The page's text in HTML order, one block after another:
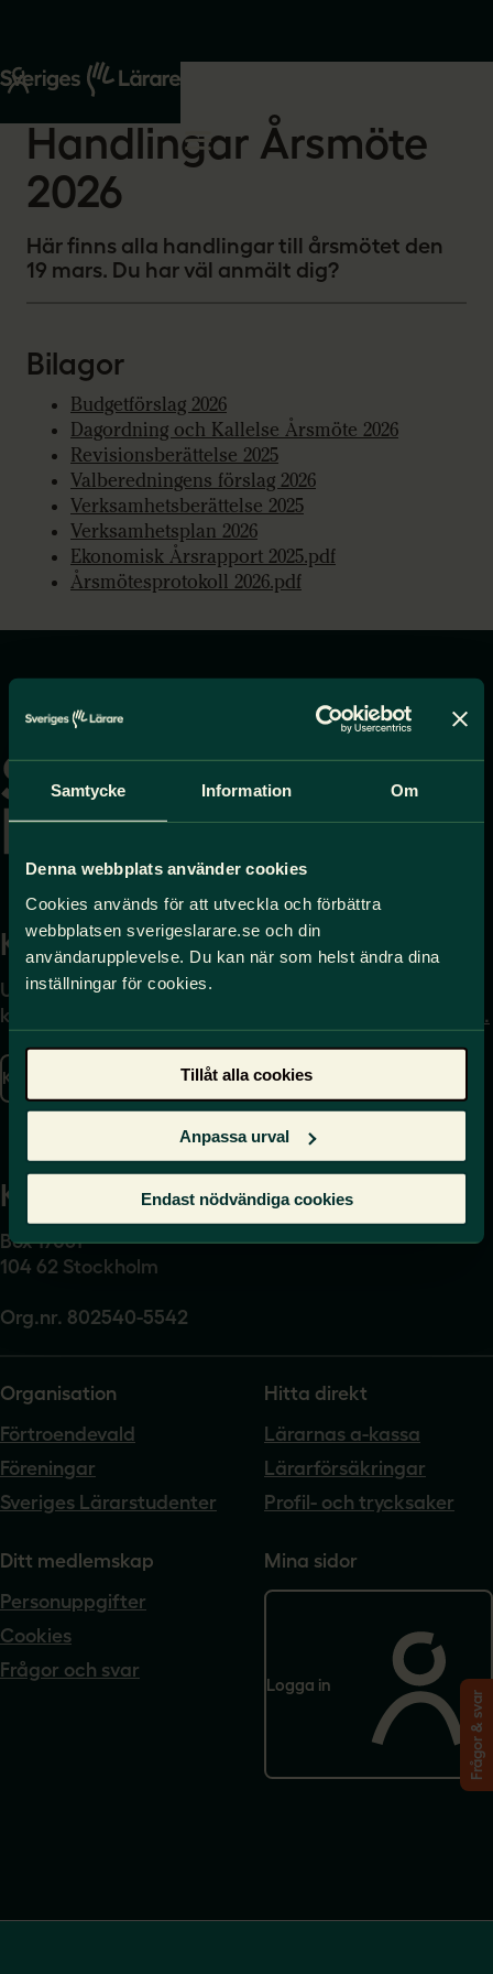
Samtycke Information Om
Denna webbplats använder cookies
Cookies används för att utveckla och förbättra
webbplatsen sverigeslarare.se och din
användarupplevelse. Du kan när som helst ändra dina
inställningar för cookies.
Tillåt alla cookies
Anpassa urval
Endast nödvändiga cookies
Start
Om oss
2026-03-05
Handlingar Årsmöte
2026
Här finns alla handlingar till årsmötet den
19 mars. Du har väl anmält dig?
Bilagor
Budgetförslag 2026
Dagordning och Kallelse Årsmöte 2026
Revisionsberättelse 2025
Valberedningens förslag 2026
Verksamhetsberättelse 2025
Verksamhetsplan 2026
Ekonomisk Årsrapport 2025.pdf
Årsmötesprotokoll 2026.pdf
startsidan
Kontakta
Uppgifter om hur du
kontaktar oss finns här.
Kontakta oss
Press
press@sverigeslarare.
Presskontakt
Kansli
Box 17061
104 62 Stockholm
Org.nr. 802540-5542
Organisation
Förtroendevald
Föreningar
Sveriges Lärarstudenter
Hitta direkt
Lärarnas a-kassa
Lärarförsäkringar
Profil- och trycksaker
Ditt medlemskap
Personuppgifter
Cookies
Frågor och svar
Mina sidor
Logga in
Frågor & svar